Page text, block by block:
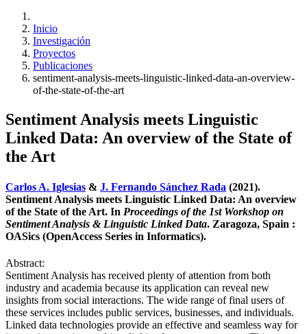
Inicio
Investigación
Proyectos
Publicaciones
sentiment-analysis-meets-linguistic-linked-data-an-overview-
of-the-state-of-the-art
Sentiment Analysis meets Linguistic
Linked Data: An overview of the State of
the Art
Carlos A. Iglesias & J. Fernando Sánchez Rada (2021).
Sentiment Analysis meets Linguistic Linked Data: An overview
of the State of the Art. In Proceedings of the 1st Workshop on
Sentiment Analysis & Linguistic Linked Data. Zaragoza, Spain :
OASics (OpenAccess Series in Informatics).
Abstract:
Sentiment Analysis has received plenty of attention from both
industry and academia because its application can reveal new
insights from social interactions. The wide range of final users of
these services includes public services, businesses, and individuals.
Linked data technologies provide an effective and seamless way for